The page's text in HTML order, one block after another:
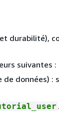
durabilité),
suivantes :
données) :
.